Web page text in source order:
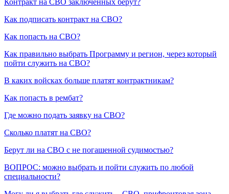
Как подписать контракт на СВО?
Как попасть на СВО?
Как правильно выбрать Программу и регион, через который
пойти служить на СВО?
В каких войсках больше платят контрактникам?
Как попасть в рембат?
Где можно подать заявку на СВО?
Сколько платят на СВО?
Берут ли на СВО с не погашенной судимостью?
ВОПРОС: можно выбрать и пойти служить по любой
специальности?